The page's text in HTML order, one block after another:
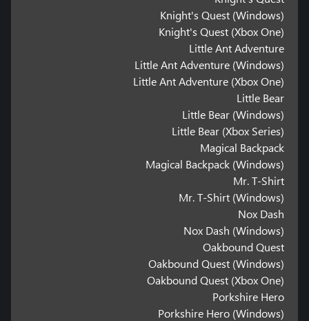
Knight's Quest (Windows)
Knight's Quest (Xbox One)
Little Ant Adventure
Little Ant Adventure (Windows)
Little Ant Adventure (Xbox One)
Little Bear
Little Bear (Windows)
Little Bear (Xbox Series)
Magical Backpack
Magical Backpack (Windows)
Mr. T-Shirt
Mr. T-Shirt (Windows)
Nox Dash
Nox Dash (Windows)
Oakbound Quest
Oakbound Quest (Windows)
Oakbound Quest (Xbox One)
Porkshire Hero
Porkshire Hero (Windows)